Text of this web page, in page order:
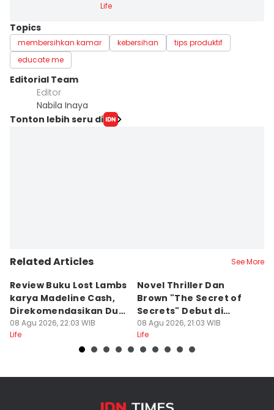
Life
Topics
membersihkan kamar kebersihan
tips produktif
educate me
Editorial Team
Editor
Nabila Inaya
Tonton lebih seru di
Related Articles See More
Review Buku Lost Lambs
karya Madeline Cash,
Direkomendasikan Dua
Lipa
08 Agu 2026, 22:03 WIB
Life
Novel Thriller Dan
Brown "The Secret of
Secrets" Debut di
Netflix
08 Agu 2026, 21:03 WIB
Life